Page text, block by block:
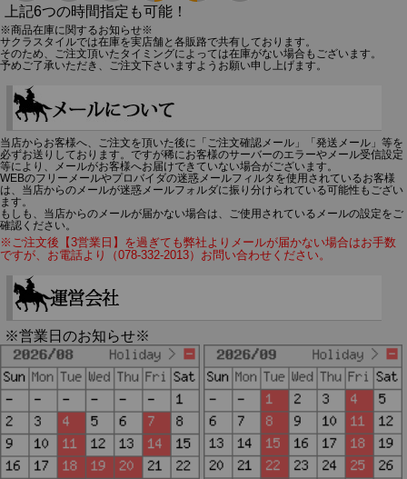
上記6つの時間指定も可能！
※商品在庫に関するお知らせ※
サクラスタイルでは在庫を実店舗と各販路で共有しております。
そのため、ご注文頂いたタイミングによっては在庫がない場合もございます。
予めご了承いただき、ご注文下さいますようお願い申し上げます。
当店からお客様へ、ご注文を頂いた後に「ご注文確認メール」「発送メール」等を
必ずお送りしております。ですが稀にお客様のサーバーのエラーやメール受信設定
等により、メールがお客様へお届けできていない場合がございます。
WEBのフリーメールやプロバイダの迷惑メールフィルタを使用されているお客様
は、当店からのメールが迷惑メールフォルダに振り分けられている可能性もござい
ます。
もしも、当店からのメールが届かない場合は、ご使用されているメールの設定をご
確認ください。
※ご注文後【3営業日】を過ぎても弊社よりメールが届かない場合はお手数
ですが、お電話より（078-332-2013）お問い合わせください。
※営業日のお知らせ※